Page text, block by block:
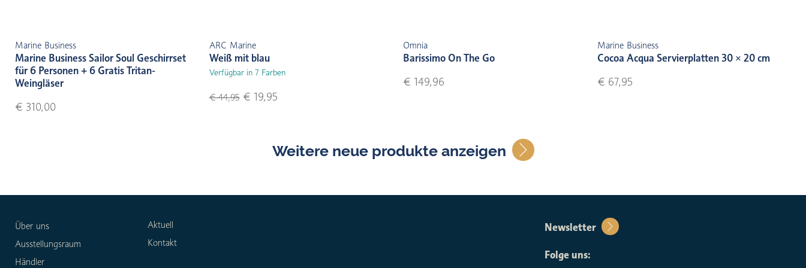
Marine Business
Marine Business Sailor Soul Geschirrset
für 6 Personen + 6 Gratis Tritan-
Weingläser
€ 310,00
ARC Marine
Weiß mit blau
Verfügbar in 7 Farben
€ 44,95€ 19,95
Omnia
Barissimo On The Go
€ 149,96
Marine Business
Cocoa Acqua Servierplatten 30 × 20 cm
€ 67,95
Weitere neue produkte anzeigen
Über uns
Ausstellungsraum
Händler
Aktuell
Kontakt
Newsletter
Folge uns: